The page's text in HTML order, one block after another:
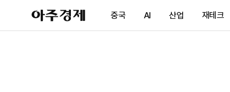
아
주
제
중국 AI 산업 재테크